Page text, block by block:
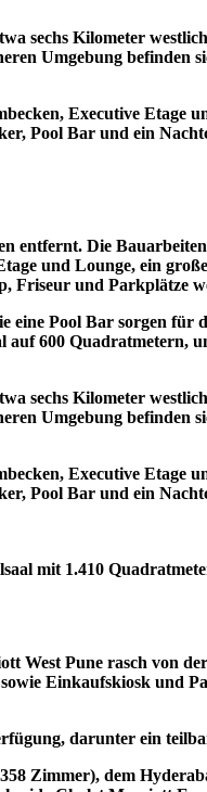
sechs Kilometer
Umgebung
Executive Etage
Pool Bar und ein
Die
und Lounge, ein
Friseur und Parkplätze
Pool Bar sorgen
600 Quadratmetern,
sechs Kilometer
Umgebung
Executive Etage
Pool Bar und ein
mit 1.410
Pune rasch von
Einkaufskiosk und
darunter ein
Zimmer), dem